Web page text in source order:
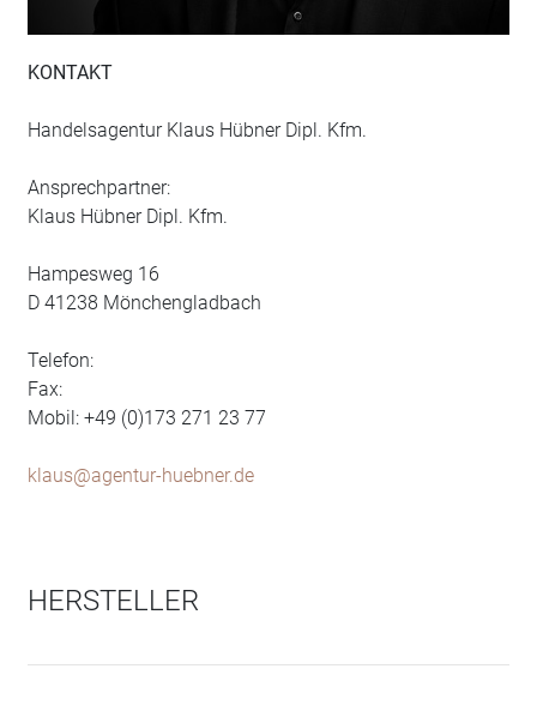
KONTAKT
Handelsagentur Klaus Hübner Dipl. Kfm.
Ansprechpartner:
Klaus Hübner Dipl. Kfm.
Hampesweg 16
D 41238 Mönchengladbach
Telefon:
Fax:
Mobil: +49 (0)173 271 23 77
klaus@agentur-huebner.de
HERSTELLER